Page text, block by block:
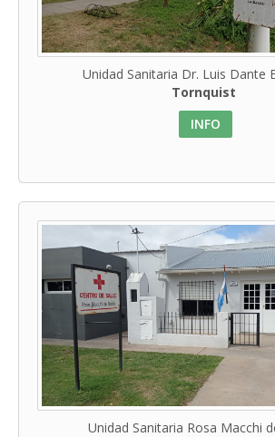
Unidad Sanitaria Dr. Luis Dante
Tornquist
INFO
Unidad Sanitaria Rosa Macchi